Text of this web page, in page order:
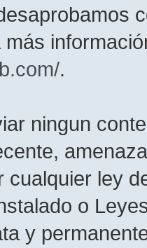
más
.
ningun
cualquier ley
o
y